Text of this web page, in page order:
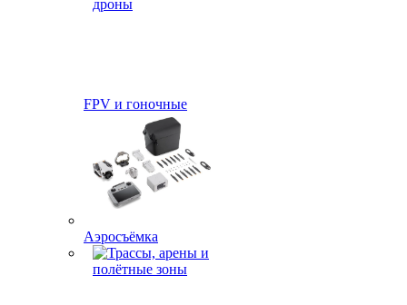
FPV и гоночные
Аэросъёмка